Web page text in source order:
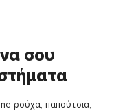
σου
ρούχα, παπούτσια,